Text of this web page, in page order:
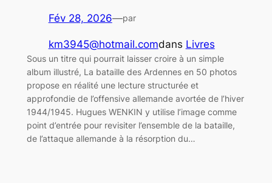
Fév 28, 2026—par
km3945@hotmail.comdans Livres
Sous un titre qui pourrait laisser croire à un simple
album illustré, La bataille des Ardennes en 50 photos
propose en réalité une lecture structurée et
approfondie de l’offensive allemande avortée de l’hiver
1944/1945. Hugues WENKIN y utilise l’image comme
point d’entrée pour revisiter l’ensemble de la bataille,
de l’attaque allemande à la résorption du…